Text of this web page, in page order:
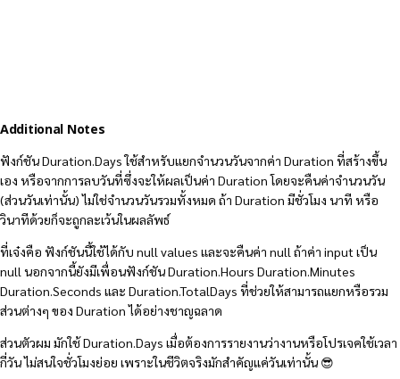
Additional Notes
ฟังก์ชัน Duration.Days ใช้สำหรับแยกจำนวนวันจากค่า Duration ที่สร้างขึ้น
เอง หรือจากการลบวันที่ซึ่งจะให้ผลเป็นค่า Duration โดยจะคืนค่าจำนวนวัน
(ส่วนวันเท่านั้น) ไม่ใช่จำนวนวันรวมทั้งหมด ถ้า Duration มีชั่วโมง นาที หรือ
วินาทีด้วยก็จะถูกละเว้นในผลลัพธ์
ที่เจ๋งคือ ฟังก์ชันนี้ใช้ได้กับ null values และจะคืนค่า null ถ้าค่า input เป็น
null นอกจากนี้ยังมีเพื่อนฟังก์ชัน Duration.Hours Duration.Minutes
Duration.Seconds และ Duration.TotalDays ที่ช่วยให้สามารถแยกหรือรวม
ส่วนต่างๆ ของ Duration ได้อย่างชาญฉลาด
ส่วนตัวผม มักใช้ Duration.Days เมื่อต้องการรายงานว่างานหรือโปรเจคใช้เวลา
กี่วัน ไม่สนใจชั่วโมงย่อย เพราะในชีวิตจริงมักสำคัญแค่วันเท่านั้น 😎